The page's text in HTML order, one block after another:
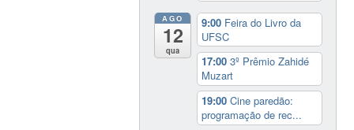
AGO
12
qua
9:00 Feira do Livro da
UFSC
17:003º Prêmio Zahidé
Muzart
19:00Cine paredão:
programação de rec...